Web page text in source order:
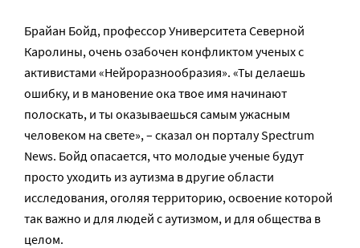
Брайан Бойд, профессор Университета Северной
Каролины, очень озабочен конфликтом ученых с
активистами «Нейроразнообразия». «Ты делаешь
ошибку, и в мановение ока твое имя начинают
полоскать, и ты оказываешься самым ужасным
человеком на свете», – сказал он порталу Spectrum
News. Бойд опасается, что молодые ученые будут
просто уходить из аутизма в другие области
исследования, оголяя территорию, освоение которой
так важно и для людей с аутизмом, и для общества в
целом.